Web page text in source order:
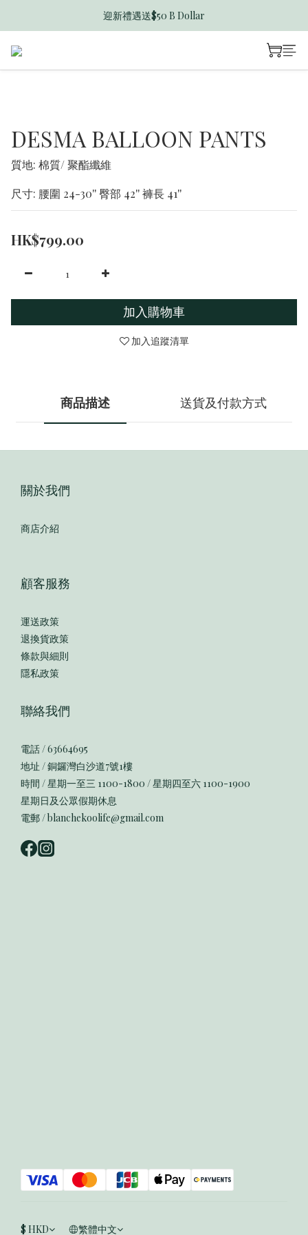
香港訂單滿$600免運費
迎新禮遇送$50 B Dollar
DESMA BALLOON PANTS
質地: 棉質/ 聚酯纖維
尺寸: 腰圍 24-30'' 臀部 42'' 褲長 41''
HK$799.00
加入購物車
加入追蹤清單
商品描述 送貨及付款方式
關於我們
商店介紹
顧客服務
運送政策
退換貨政策
條款與細則
隱私政策
聯絡我們
電話 / 63664695
地址 / 銅鑼灣白沙道7號1樓
時間 / 星期一至三 1100-1800 / 星期四至六 1100-1900
星期日及公眾假期休息
電郵 / blanchekoolife@gmail.com
$ HKD 繁體中文